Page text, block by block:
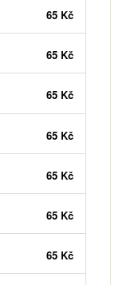
65 Kč
65 Kč
65 Kč
65 Kč
65 Kč
65 Kč
65 Kč